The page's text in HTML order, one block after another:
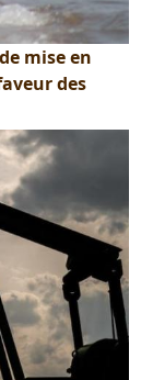
mise en
des